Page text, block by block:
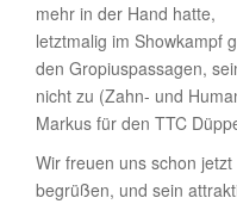
mehr in der Hand hatte,
letztmalig im Showkampf
den Gropiuspassagen,
nicht zu (Zahn- und
Markus für den TTC
Wir freuen uns schon
begrüßen, und sein